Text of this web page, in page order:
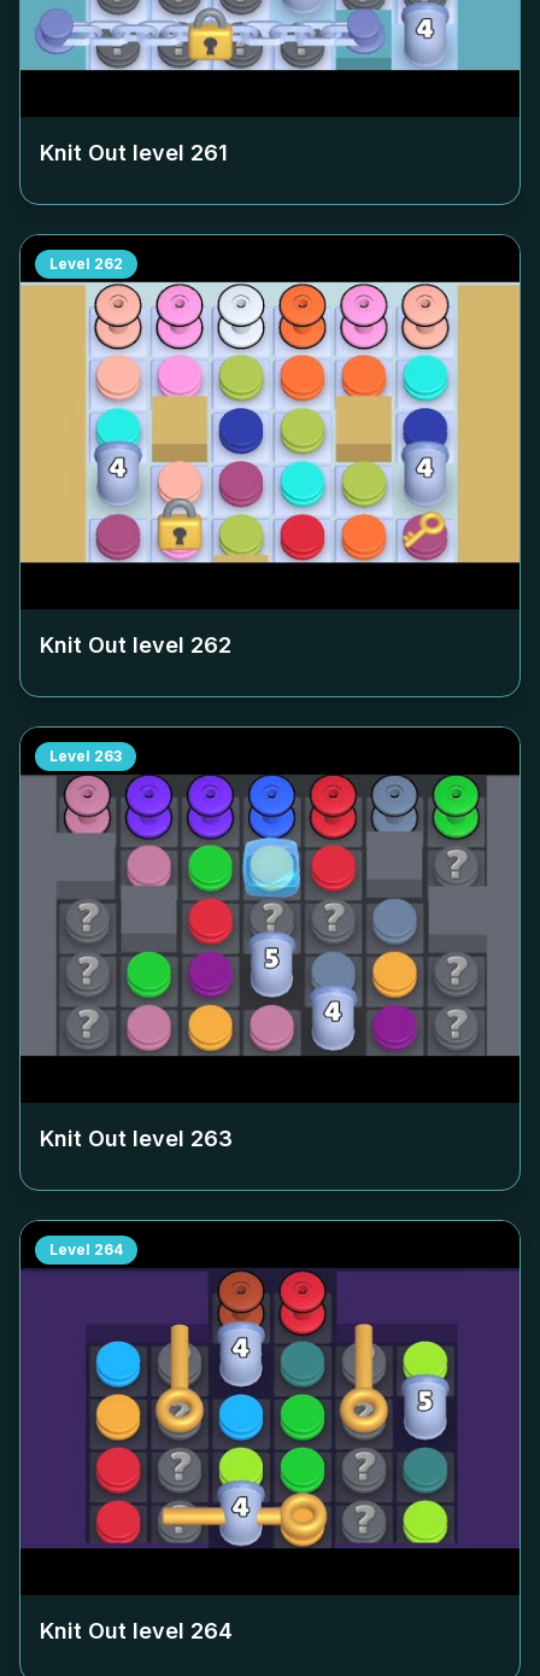
Knit Out level 261
Level 262
Knit Out level 262
Level 263
Knit Out level 263
Level 264
Knit Out level 264